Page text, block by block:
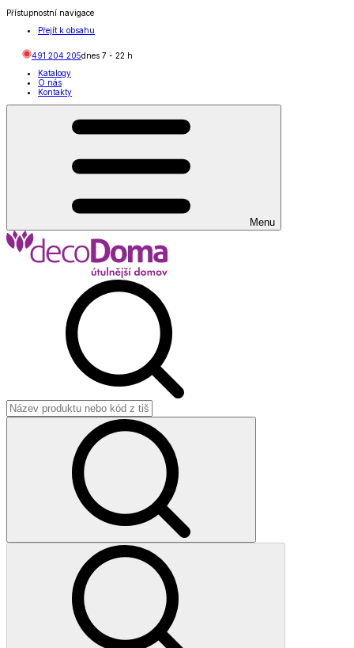
Přístupnostní navigace
Přejít k obsahu
491 204 205dnes 7 - 22 h
Katalogy
O nás
Kontakty
Menu